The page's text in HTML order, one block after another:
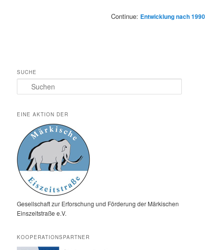
Continue: Entwicklung nach 1990
SUCHE
Suchen
EINE AKTION DER
Gesellschaft zur Erforschung und Förderung der Märkischen
Einszeitstraße e.V.
KOOPERATIONSPARTNER